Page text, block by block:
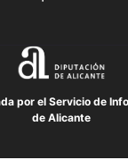
por el Servicio de
de Alicante